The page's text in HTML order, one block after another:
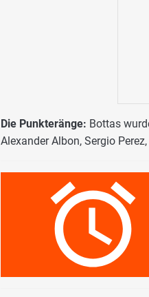
Die Punkteränge: Bottas
Alexander Albon, Sergio